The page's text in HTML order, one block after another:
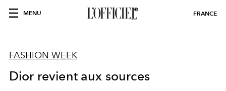
MENU FRANCE
FASHION WEEK
Dior revient aux sources